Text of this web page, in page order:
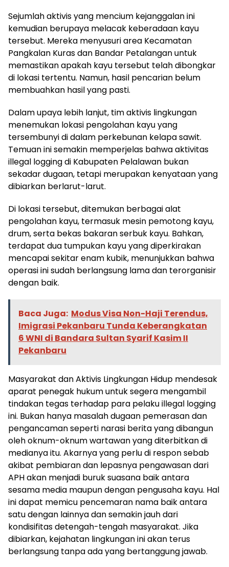
Sejumlah aktivis yang mencium kejanggalan ini
kemudian berupaya melacak keberadaan kayu
tersebut. Mereka menyusuri area Kecamatan
Pangkalan Kuras dan Bandar Petalangan untuk
memastikan apakah kayu tersebut telah dibongkar
di lokasi tertentu. Namun, hasil pencarian belum
membuahkan hasil yang pasti.
Dalam upaya lebih lanjut, tim aktivis lingkungan
menemukan lokasi pengolahan kayu yang
tersembunyi di dalam perkebunan kelapa sawit.
Temuan ini semakin memperjelas bahwa aktivitas
illegal logging di Kabupaten Pelalawan bukan
sekadar dugaan, tetapi merupakan kenyataan yang
dibiarkan berlarut-larut.
Di lokasi tersebut, ditemukan berbagai alat
pengolahan kayu, termasuk mesin pemotong kayu,
drum, serta bekas bakaran serbuk kayu. Bahkan,
terdapat dua tumpukan kayu yang diperkirakan
mencapai sekitar enam kubik, menunjukkan bahwa
operasi ini sudah berlangsung lama dan terorganisir
dengan baik.
Baca Juga: Modus Visa Non-Haji Terendus,
Imigrasi Pekanbaru Tunda Keberangkatan
6 WNI di Bandara Sultan Syarif Kasim II
Pekanbaru
Masyarakat dan Aktivis Lingkungan Hidup mendesak
aparat penegak hukum untuk segera mengambil
tindakan tegas terhadap para pelaku illegal logging
ini. Bukan hanya masalah dugaan pemerasan dan
pengancaman seperti narasi berita yang dibangun
oleh oknum-oknum wartawan yang diterbitkan di
medianya itu. Akarnya yang perlu di respon sebab
akibat pembiaran dan lepasnya pengawasan dari
APH akan menjadi buruk suasana baik antara
sesama media maupun dengan pengusaha kayu. Hal
ini dapat memicu pencemaran nama baik antara
satu dengan lainnya dan semakin jauh dari
kondisifitas detengah-tengah masyarakat. Jika
dibiarkan, kejahatan lingkungan ini akan terus
berlangsung tanpa ada yang bertanggung jawab.